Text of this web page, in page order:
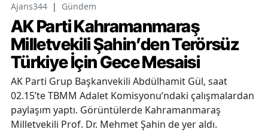
Ajans344 | Gündem
AK Parti Kahramanmaraş
Milletvekili Şahin’den Terörsüz
Türkiye İçin Gece Mesaisi
AK Parti Grup Başkanvekili Abdülhamit Gül, saat
02.15’te TBMM Adalet Komisyonu’ndaki çalışmalardan
paylaşım yaptı. Görüntülerde Kahramanmaraş
Milletvekili Prof. Dr. Mehmet Şahin de yer aldı.